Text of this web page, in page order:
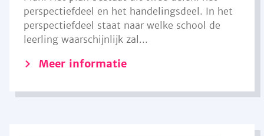
perspectiefdeel en het handelingsdeel. In het
perspectiefdeel staat naar welke school de
leerling waarschijnlijk zal...
Meer informatie